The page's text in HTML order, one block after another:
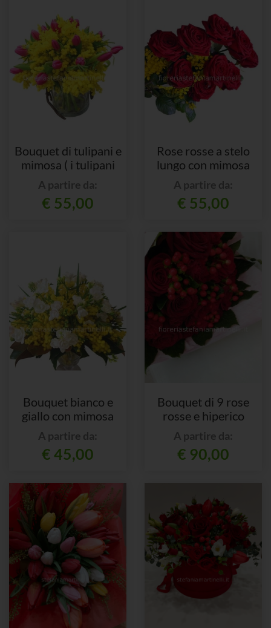
Bouquet di tulipani e
mimosa ( i tulipani
sono di colore misto)
A partire da:
€ 55,00
Rose rosse a stelo
lungo con mimosa
A partire da:
€ 55,00
Bouquet bianco e
giallo con mimosa
A partire da:
€ 45,00
Bouquet di 9 rose
rosse e hiperico
A partire da:
€ 90,00